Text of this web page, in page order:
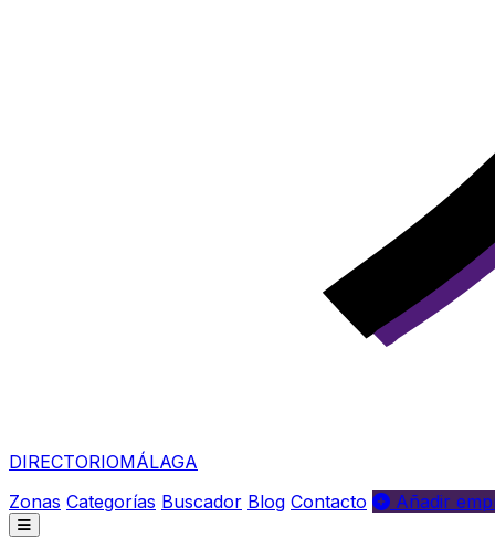
DIRECTORIOMÁLAGA
Zonas Categorías Buscador Blog Contacto Añadir